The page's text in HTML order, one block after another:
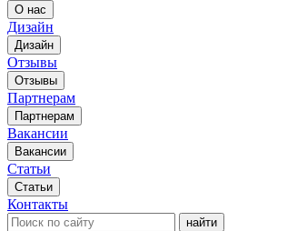
О нас
Дизайн
Дизайн
Отзывы
Отзывы
Партнерам
Партнерам
Вакансии
Вакансии
Статьи
Статьи
Контакты
найти